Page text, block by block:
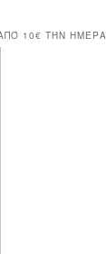
10€ ΤΉΝ ΗΜΈΡΑ